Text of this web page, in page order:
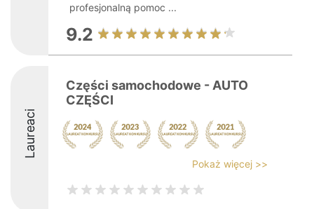
profesjonalną pomoc ...
9.2
Laureaci
Części samochodowe - AUTO
CZĘŚCI
Pokaż więcej >>